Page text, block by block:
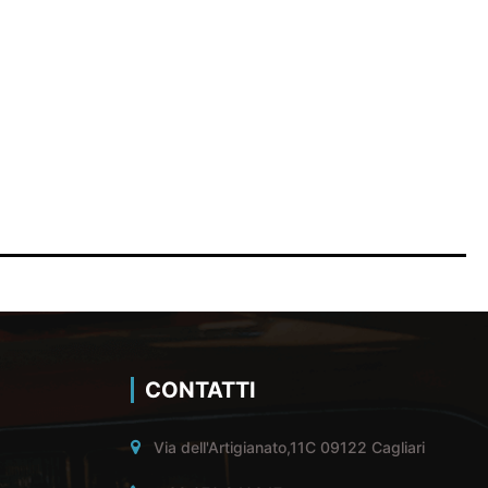
CONTATTI
Via dell'Artigianato,11C 09122 Cagliari